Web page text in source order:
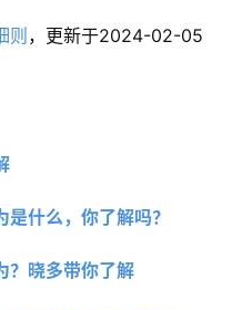
则，更新于2024-02-05
什么，你了解吗？
？晓多带你了解